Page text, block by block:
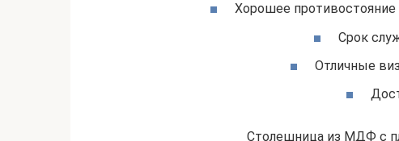
Хорошее
Срок
Отличные
Столешница из МДФ с